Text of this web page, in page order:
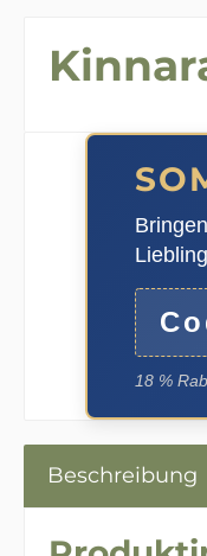
18 %
Beschreibung